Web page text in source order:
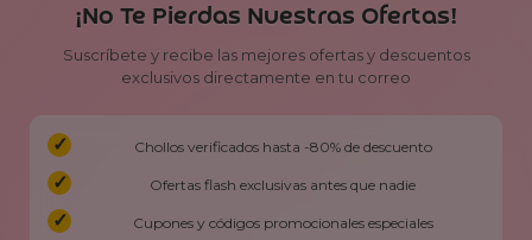
¡No Te Pierdas Nuestras Ofertas!
Suscríbete y recibe las mejores ofertas y descuentos
exclusivos directamente en tu correo
Chollos verificados hasta -80% de descuento
Ofertas flash exclusivas antes que nadie
Cupones y códigos promocionales especiales